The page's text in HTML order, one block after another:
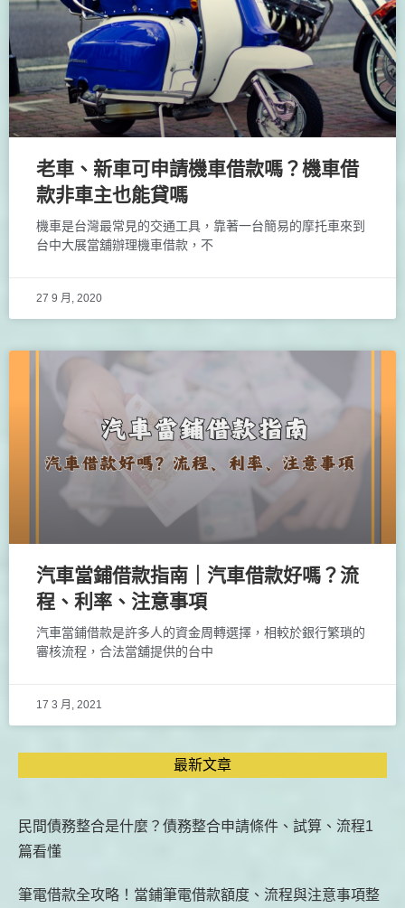
老車、新車可申請機車借款嗎？機車借
款非車主也能貸嗎
機車是台灣最常見的交通工具，靠著一台簡易的摩托車來到
台中大展當舖辦理機車借款，不
27 9 月, 2020
汽車當鋪借款指南｜汽車借款好嗎？流
程、利率、注意事項
汽車當鋪借款是許多人的資金周轉選擇，相較於銀行繁瑣的
審核流程，合法當舖提供的台中
17 3 月, 2021
最新文章
民間債務整合是什麼？債務整合申請條件、試算、流程1
篇看懂
筆電借款全攻略！當鋪筆電借款額度、流程與注意事項整